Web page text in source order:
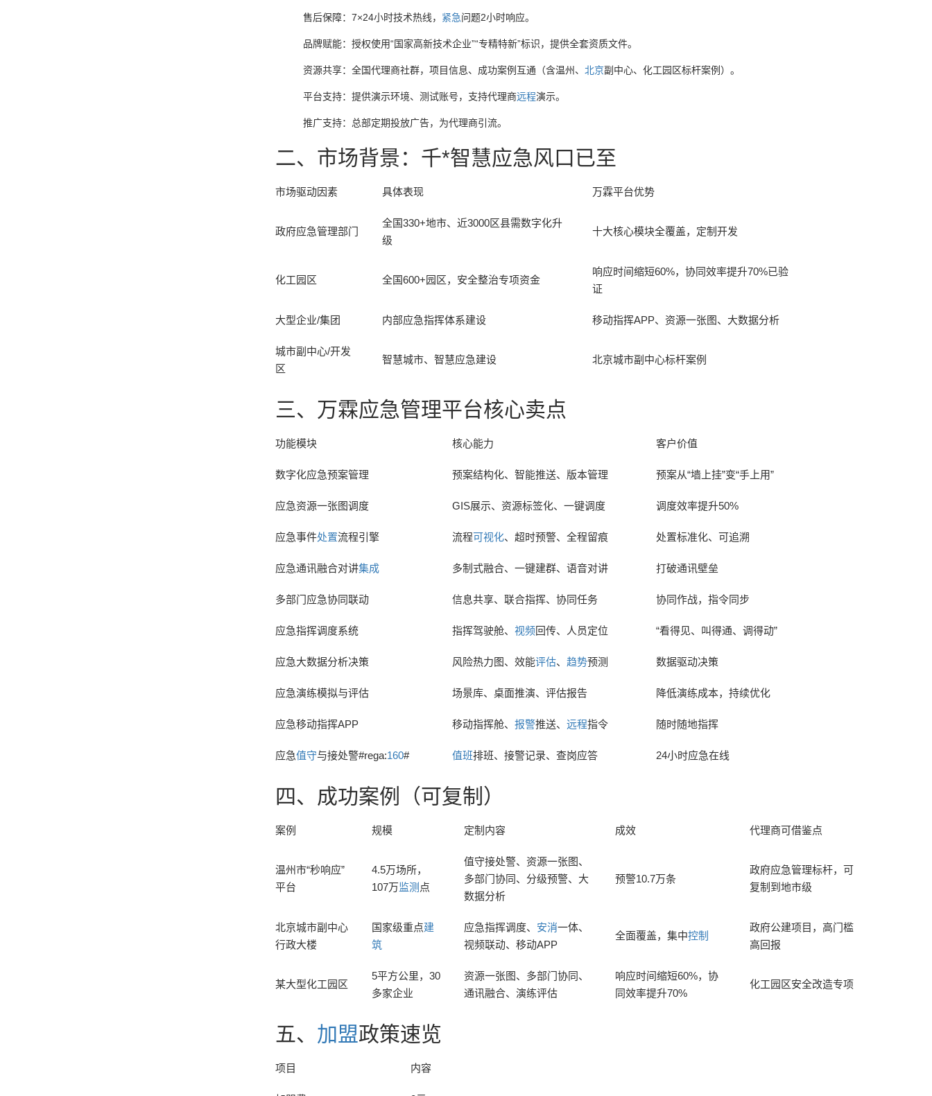
售后保障：7×24小时技术热线， 紧急问题2小时响应。
品牌赋能：授权使用“国家高新技术企业”“专精特新”标识，提供全套资质文件。
资源共享：全国代理商社群，项目信息、成功案例互通（含温州、 北京副中心、化工园区标杆案例）。
平台支持：提供演示环境、测试账号，支持代理商远程演示。
推广支持：总部定期投放广告，为代理商引流。
二、市场背景：千*智慧应急风口已至
市场驱动因素 具体表现 万霖平台优势
政府应急管理部门
全国330+地市、近3000区县需数字化升
级
十大核心模块全覆盖，定制开发
化工园区 全国600+园区，安全整治专项资金
响应时间缩短60%，协同效率提升70%已验
证
大型企业/集团 内部应急指挥体系建设 移动指挥APP、资源一张图、大数据分析
城市副中心/开发
区
智慧城市、智慧应急建设 北京城市副中心标杆案例
三、万霖应急管理平台核心卖点
功能模块 核心能力 客户价值
数字化应急预案管理 预案结构化、智能推送、版本管理 预案从“墙上挂”变“手上用”
应急资源一张图调度 GIS展示、资源标签化、一键调度 调度效率提升50%
应急事件处置流程引擎 流程可视化、超时预警、全程留痕 处置标准化、可追溯
应急通讯融合对讲集成 多制式融合、一键建群、语音对讲 打破通讯壁垒
多部门应急协同联动 信息共享、联合指挥、协同任务 协同作战，指令同步
应急指挥调度系统 指挥驾驶舱、 视频回传、人员定位 “看得见、叫得通、调得动”
应急大数据分析决策 风险热力图、效能评估、 趋势预测 数据驱动决策
应急演练模拟与评估 场景库、桌面推演、评估报告 降低演练成本，持续优化
应急移动指挥APP 移动指挥舱、 报警推送、 远程指令 随时随地指挥
应急值守与接处警#rega:160# 值班排班、接警记录、查岗应答 24小时应急在线
四、成功案例（可复制）
案例 规模 定制内容 成效 代理商可借鉴点
温州市“秒响应”
平台
4.5万场所，
107万监测 点
值守接处警、资源一张图、
多部门协同、分级预警、大
数据分析
预警10.7万条
政府应急管理标杆，可
复制到地市级
北京城市副中心
行政大楼
国家级重点建
筑
应急指挥调度、 安消一体、
视频联动、移动APP
全面覆盖，集中控制
政府公建项目，高门槛
高回报
某大型化工园区
5平方公里，30
多家企业
资源一张图、多部门协同、
通讯融合、演练评估
响应时间缩短60%，协
同效率提升70%
化工园区安全改造专项
五、 加盟政策速览
项目 内容